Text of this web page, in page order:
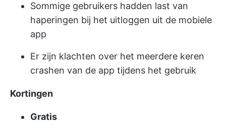
Sommige gebruikers hadden last van
haperingen bij het uitloggen uit de mobiele
app
Er zijn klachten over het meerdere keren
crashen van de app tijdens het gebruik
Kortingen
Gratis